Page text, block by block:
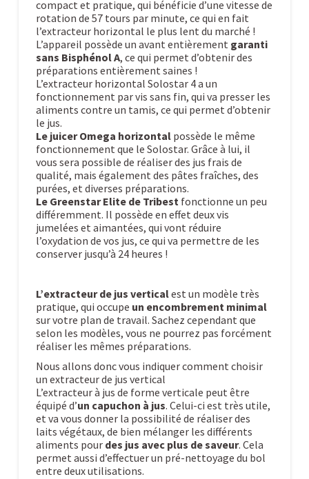
compact et pratique, qui bénéficie d’une vitesse de
rotation de 57 tours par minute, ce qui en fait
l’extracteur horizontal le plus lent du marché !
L’appareil possède un avant entièrement garanti
sans Bisphénol A, ce qui permet d’obtenir des
préparations entièrement saines !
L’extracteur horizontal Solostar 4 a un
fonctionnement par vis sans fin, qui va presser les
aliments contre un tamis, ce qui permet d’obtenir
le jus.
Le juicer Omega horizontalpossède le même
fonctionnement que le Solostar. Grâce à lui, il
vous sera possible de réaliser des jus frais de
qualité, mais également des pâtes fraîches, des
purées, et diverses préparations.
Le Greenstar Elite de Tribestfonctionne un peu
différemment. Il possède en effet deux vis
jumelées et aimantées, qui vont réduire
l’oxydation de vos jus, ce qui va permettre de les
conserver jusqu’à 24 heures !
L’extracteur de jus verticalest un modèle très
pratique, qui occupe un encombrement minimal
sur votre plan de travail. Sachez cependant que
selon les modèles, vous ne pourrez pas forcément
réaliser les mêmes préparations.
Nous allons donc vous indiquer comment choisir
un extracteur de jus vertical
L’extracteur à jus de forme verticale peut être
équipé d’un capuchon à jus. Celui-ci est très utile,
et va vous donner la possibilité de réaliser des
laits végétaux, de bien mélanger les différents
aliments pour des jus avec plus de saveur. Cela
permet aussi d’effectuer un pré-nettoyage du bol
entre deux utilisations.